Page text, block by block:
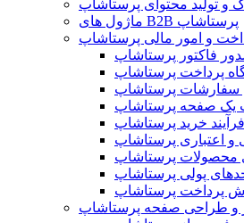
و تولید محتوای پرستاشاپ
ماژول های B2B پرستاشاپ
و امور مالی پرستاشاپ
فاکتور پرستاشاپ
پرداخت پرستاشاپ
سفارشات پرستاشاپ
یک صفحه پرستاشاپ
خرید پرستاشاپ
اعتباری پرستاشاپ
پرستاشاپ
پولی پرستاشاپ
پرداخت پرستاشاپ
و طراحی صفحه پرستاشاپ